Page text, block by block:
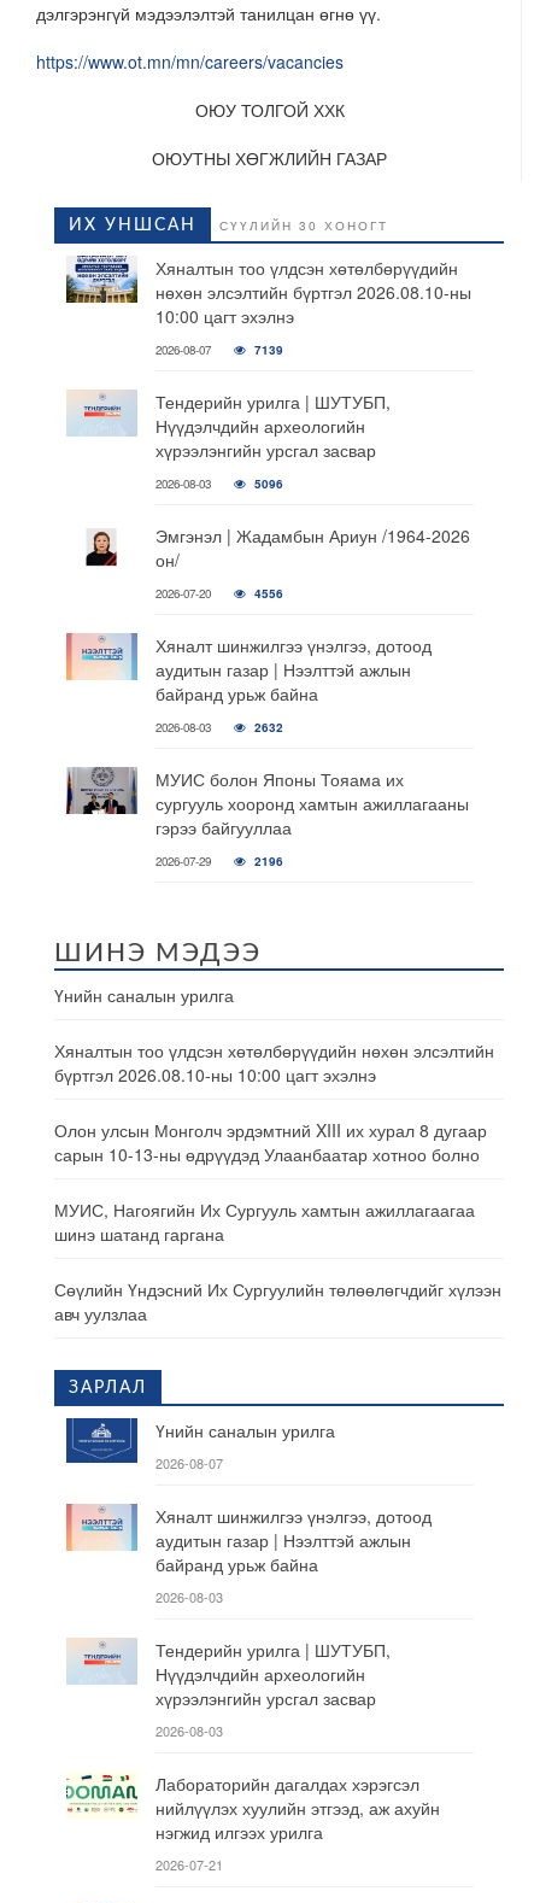
дэлгэрэнгүй мэдээлэлтэй танилцан өгнө үү.
https://www.ot.mn/mn/careers/vacancies
ОЮУ ТОЛГОЙ ХХК
ОЮУТНЫ ХӨГЖЛИЙН ГАЗАР
ИХ УНШСАН СҮҮЛИЙН 30 ХОНОГТ
Хяналтын тоо үлдсэн хөтөлбөрүүдийн
нөхөн элсэлтийн бүртгэл 2026.08.10-ны
10:00 цагт эхэлнэ
2026-08-07 7139
Тендерийн урилга | ШУТУБП,
Нүүдэлчдийн археологийн
хүрээлэнгийн урсгал засвар
2026-08-03 5096
Эмгэнэл | Жадамбын Ариун /1964-2026
он/
2026-07-20 4556
Хяналт шинжилгээ үнэлгээ, дотоод
аудитын газар | Нээлттэй ажлын
байранд урьж байна
2026-08-03 2632
МУИС болон Японы Тояама их
сургууль хооронд хамтын ажиллагааны
гэрээ байгууллаа
2026-07-29 2196
ШИНЭ МЭДЭЭ
Үнийн саналын урилга
Хяналтын тоо үлдсэн хөтөлбөрүүдийн нөхөн элсэлтийн
бүртгэл 2026.08.10-ны 10:00 цагт эхэлнэ
Олон улсын Монголч эрдэмтний XIII их хурал 8 дугаар
сарын 10-13-ны өдрүүдэд Улаанбаатар хотноо болно
МУИС, Нагоягийн Их Сургууль хамтын ажиллагаагаа
шинэ шатанд гаргана
Сөүлийн Үндэсний Их Сургуулийн төлөөлөгчдийг хүлээн
авч уулзлаа
ЗАРЛАЛ
Үнийн саналын урилга
2026-08-07
Хяналт шинжилгээ үнэлгээ, дотоод
аудитын газар | Нээлттэй ажлын
байранд урьж байна
2026-08-03
Тендерийн урилга | ШУТУБП,
Нүүдэлчдийн археологийн
хүрээлэнгийн урсгал засвар
2026-08-03
Лабораторийн дагалдах хэрэгсэл
нийлүүлэх хуулийн этгээд, аж ахуйн
нэгжид илгээх урилга
2026-07-21